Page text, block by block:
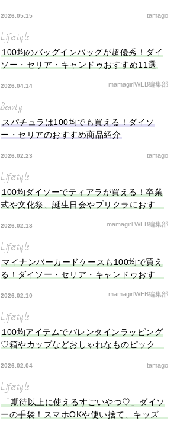
2026.05.15 tamago
Lifestyle
100均のバッグインバッグが超優秀！ダイ
ソー・セリア・キャンドゥおすすめ11選
2026.04.14 mamagirlWEB編集部
Beauty
スパチュラは100均でも買える！ダイソ
ー・セリアのおすすめ商品紹介
2026.02.23 tamago
Lifestyle
100均ダイソーでティアラが買える！卒業
式や文化祭、誕生日会やプリクラにおすす
2026.02.18 mamagirl WEB編集部
Lifestyle
マイナンバーカードケースも100均で買え
る！ダイソー・セリア・キャンドゥおすす
2026.02.10 mamagirlWEB編集部
Lifestyle
100均アイテムでバレンタインラッピング
♡箱やカップなどおしゃれなものピックア
2026.02.04 tamago
Lifestyle
「期待以上に使えるすごいやつ♡」ダイソ
ーの手袋！スマホOKや使い捨て、キッズ用